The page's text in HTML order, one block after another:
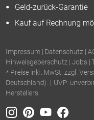
Geld-zurück-Garantie
Kauf auf Rechnung
Impressum | Datenschutz |
Hinweisgeberschutz | Jobs |
* Preise inkl. MwSt. zzgl.
Deutschland). | UVP:
Herstellers.